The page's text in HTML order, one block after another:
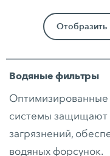
Водяные фильтры
системы защищают
загрязнений,
водяных форсунок.